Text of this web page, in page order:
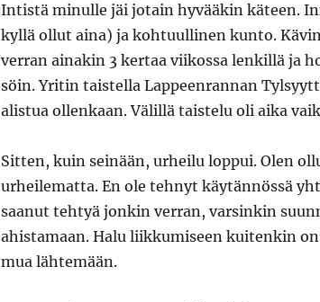
Intistä minulle jäi jotain hyvääkin käteen.
kyllä ollut aina) ja kohtuullinen kunto.
verran ainakin 3 kertaa viikossa lenkillä ja
söin. Yritin taistella Lappeenrannan
alistua ollenkaan. Välillä taistelu oli aika
Sitten, kuin seinään, urheilu loppui. Olen
urheilematta. En ole tehnyt käytännössä
saanut tehtyä jonkin verran, varsinkin
ahistamaan. Halu liikkumiseen kuitenkin
mua lähtemään.